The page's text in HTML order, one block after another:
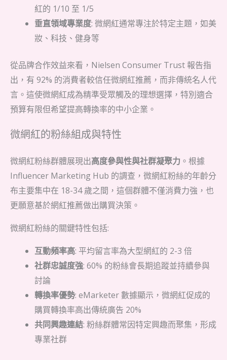
紅的 1/10 至 1/5
垂直領域專業度: 微網紅通常專注於特定主題，如美
妝、科技、健身等
從品牌合作效益來看，Nielsen Consumer Trust 報告指
出，有 92% 的消費者較信任微網紅推薦，而非傳統名人代
言。這使微網紅成為精準受眾觸及的理想選擇，特別適合
預算有限但希望提高轉換率的中小企業。
微網紅的粉絲組成與特性
微網紅粉絲群體展現出高度參與性與社群凝聚力 。根據
Influencer Marketing Hub 的調查，微網紅粉絲的年齡分
布主要集中在 18-34 歲之間，這個群體不僅消費力強，也
更願意基於網紅推薦做出購買決策。
微網紅粉絲的關鍵特性包括:
互動頻率高: 平均留言率為大型網紅的 2-3 倍
社群忠誠度強: 60% 的粉絲會長期追蹤並持續參與
討論
轉換率優勢: eMarketer 數據顯示，微網紅促成的
購買轉換率高出傳統廣告 20%
共同興趣連結: 粉絲群體常因特定興趣而聚集，形成
專業社群